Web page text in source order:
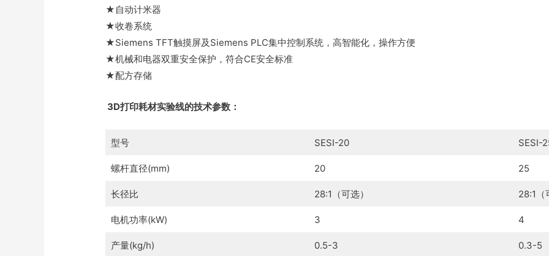
★自动计米器
★收卷系统
★Siemens TFT触摸屏及Siemens PLC集中控制系统，高智能化，操作方便
★机械和电器双重安全保护，符合CE安全标准
★配方存储
3D打印耗材实验线的技术参数：
型号 SESI-20 SESI-
螺杆直径(mm) 20 25
长径比 28:1（可选） 28:1（
电机功率(kW) 3 4
产量(kg/h) 0.5-3 0.3-5